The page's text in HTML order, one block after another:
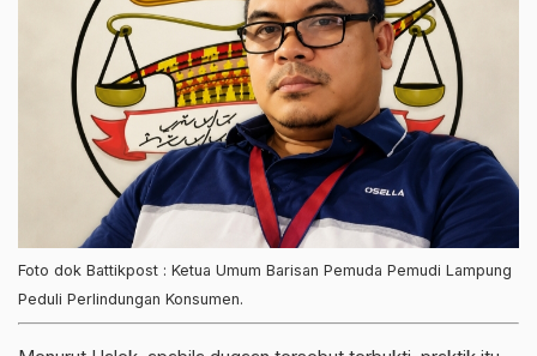
Foto dok Battikpost : Ketua Umum Barisan Pemuda Pemudi Lampung
Peduli Perlindungan Konsumen.